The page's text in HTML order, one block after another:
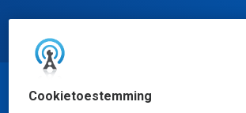
Cookietoestemming© Ecolab Inc. 2025